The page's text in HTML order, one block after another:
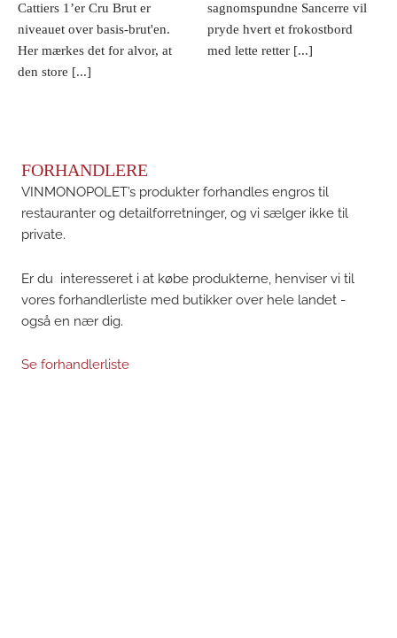
Cattiers 1’er Cru Brut er
niveauet over basis-brut'en.
Her mærkes det for alvor, at
den store [...]
sagnomspundne Sancerre vil
pryde hvert et frokostbord
med lette retter [...]
FORHANDLERE
VINMONOPOLET’s produkter forhandles engros til
restauranter og detailforretninger, og vi sælger ikke til
private.
Er du interesseret i at købe produkterne, henviser vi til
vores forhandlerliste med butikker over hele landet -
også en nær dig.
Se forhandlerliste